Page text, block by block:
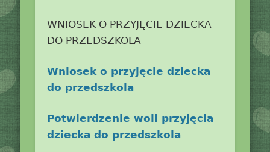
WNIOSEK O PRZYJĘCIE DZIECKA
DO PRZEDSZKOLA
Wniosek o przyjęcie dziecka
do przedszkola
Potwierdzenie woli przyjęcia
dziecka do przedszkola